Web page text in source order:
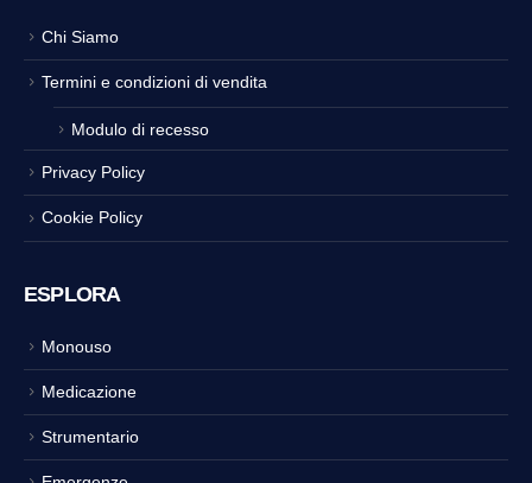
Chi Siamo
Termini e condizioni di vendita
Modulo di recesso
Privacy Policy
Cookie Policy
ESPLORA
Monouso
Medicazione
Strumentario